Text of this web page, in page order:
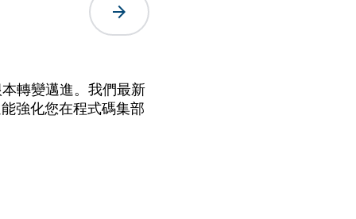
arrow_forward
轉變邁進。我們最新
強化您在程式碼集部